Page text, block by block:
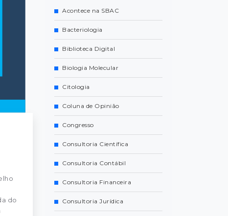
do
Acontece na SBAC
Bacteriologia
Biblioteca Digital
Biologia Molecular
Citologia
Coluna de Opinião
Congresso
Consultoria Científica
Consultoria Contábil
Consultoria Financeira
Consultoria Jurídica